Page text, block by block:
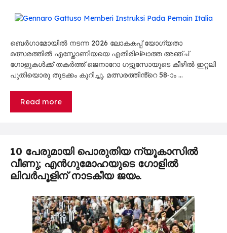
ബെർഗാമോയിൽ നടന്ന 2026 ലോകകപ്പ് യോഗ്യതാ
മത്സരത്തിൽ എസ്തോണിയയെ എതിരില്ലാത്ത അഞ്ച്
ഗോളുകൾക്ക് തകർത്ത് ജെനാറോ ഗട്ടൂസോയുടെ കീഴിൽ ഇറ്റലി
പുതിയൊരു തുടക്കം കുറിച്ചു. മത്സരത്തിൻ്റെ 58-ാം …
Read more
10 പേരുമായി പൊരുതിയ ന്യൂകാസിൽ
വീണു; എൻഗുമോഹയുടെ ഗോളിൽ
ലിവർപൂളിന് നാടകീയ ജയം.